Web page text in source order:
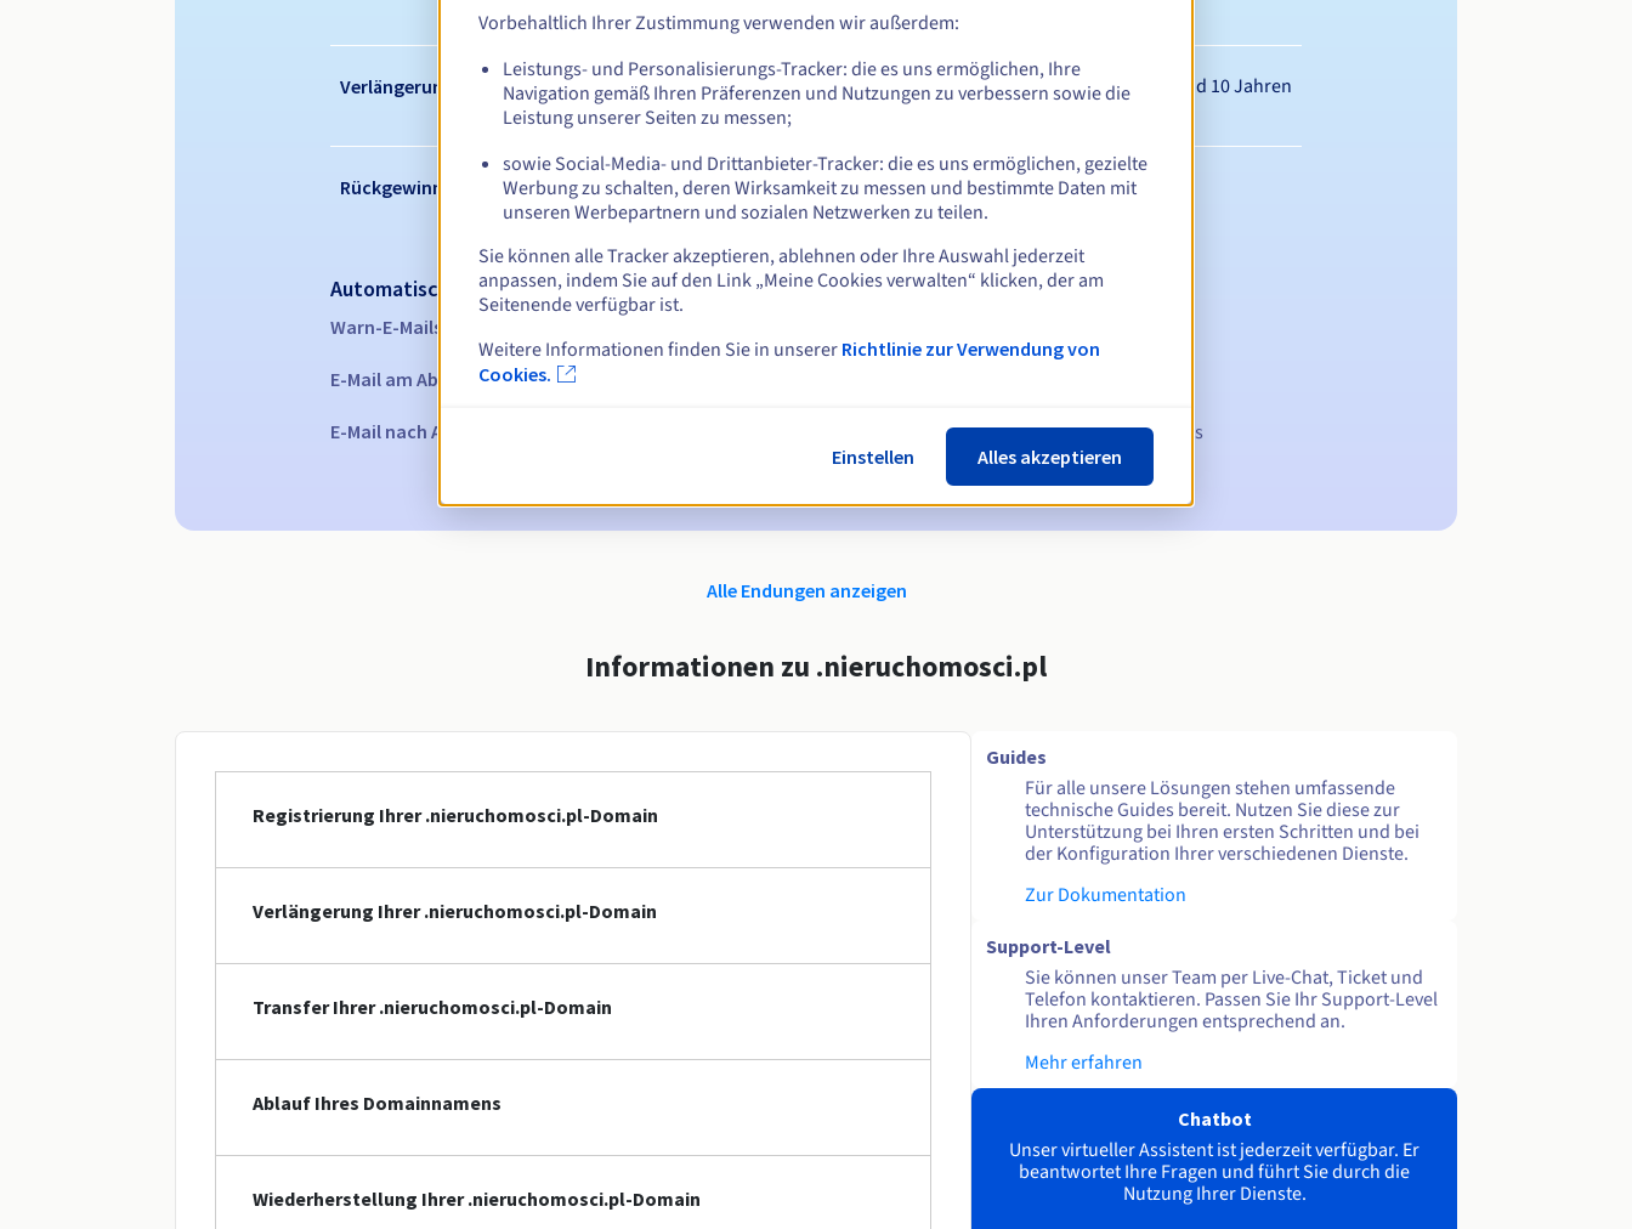
Verlängerungszeitraum Zwischen 1 und 10 Jahren
Rückgewinnungsfrist
Automatische Benachrichtigungen:
Warn-E-Mails:
E-Mail am Ablaufdatumzur Benachrichtigung über die Sperrung des Domainnamens
E-Mail nach Ablauf der Rückgewinnungsfrist zur Benachrichtigung über die Löschung des Domainnamens
Alle Endungen anzeigen
Informationen zu .nieruchomosci.pl
Registrierung Ihrer .nieruchomosci.pl-Domain
Verlängerung Ihrer .nieruchomosci.pl-Domain
Transfer Ihrer .nieruchomosci.pl-Domain
Ablauf Ihres Domainnamens
Wiederherstellung Ihrer .nieruchomosci.pl-Domain
Guides
Für alle unsere Lösungen stehen umfassende
technische Guides bereit. Nutzen Sie diese zur
Unterstützung bei Ihren ersten Schritten und bei
der Konfiguration Ihrer verschiedenen Dienste.
Zur Dokumentation
Support-Level
Sie können unser Team per Live-Chat, Ticket und
Telefon kontaktieren. Passen Sie Ihr Support-Level
Ihren Anforderungen entsprechend an.
Mehr erfahren
Chatbot
Unser virtueller Assistent ist jederzeit verfügbar. Er
beantwortet Ihre Fragen und führt Sie durch die
Nutzung Ihrer Dienste.
Vorbehaltlich Ihrer Zustimmung verwenden wir außerdem:
Leistungs- und Personalisierungs-Tracker: die es uns ermöglichen, Ihre
Navigation gemäß Ihren Präferenzen und Nutzungen zu verbessern sowie die
Leistung unserer Seiten zu messen;
sowie Social-Media- und Drittanbieter-Tracker: die es uns ermöglichen, gezielte
Werbung zu schalten, deren Wirksamkeit zu messen und bestimmte Daten mit
unseren Werbepartnern und sozialen Netzwerken zu teilen.
Sie können alle Tracker akzeptieren, ablehnen oder Ihre Auswahl jederzeit
anpassen, indem Sie auf den Link „Meine Cookies verwalten“ klicken, der am
Seitenende verfügbar ist.
Weitere Informationen finden Sie in unserer Richtlinie zur Verwendung von
Cookies.
Einstellen Alles akzeptieren